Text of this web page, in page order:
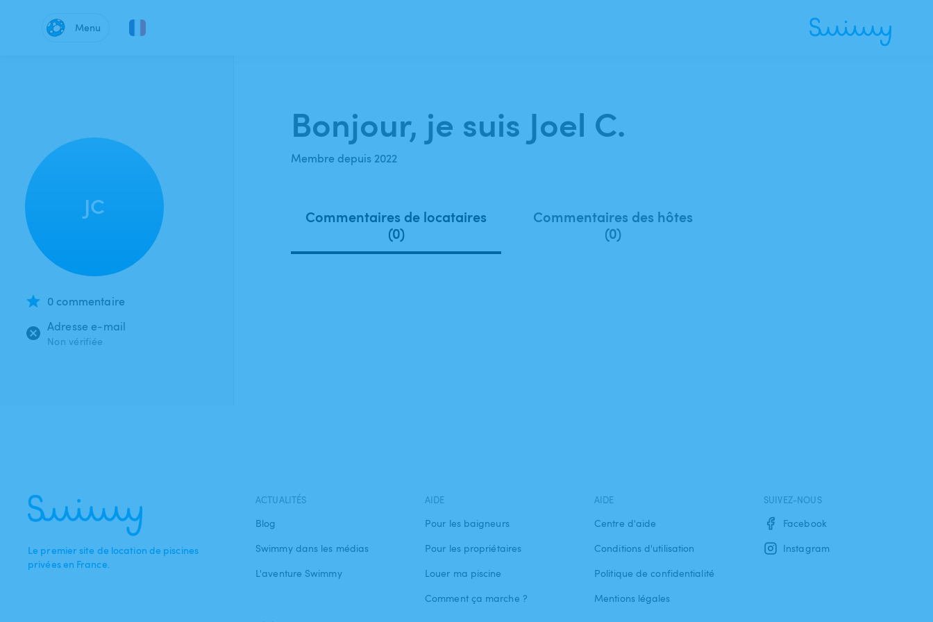
Menu
JC
0 commentaire
Adresse e-mail
Non vérifiée
Bonjour, je suis Joel C.
Membre depuis 2022
Commentaires de locataires
(0)
Commentaires des hôtes
(0)
Le premier site de location de piscines
privées en France.
ACTUALITÉS
Blog
Swimmy dans les médias
L'aventure Swimmy
AIDE
Pour les baigneurs
Pour les propriétaires
Louer ma piscine
Comment ça marche ?
AIDE
Centre d'aide
Conditions d'utilisation
Politique de confidentialité
Mentions légales
SUIVEZ-NOUS
Facebook
Instagram